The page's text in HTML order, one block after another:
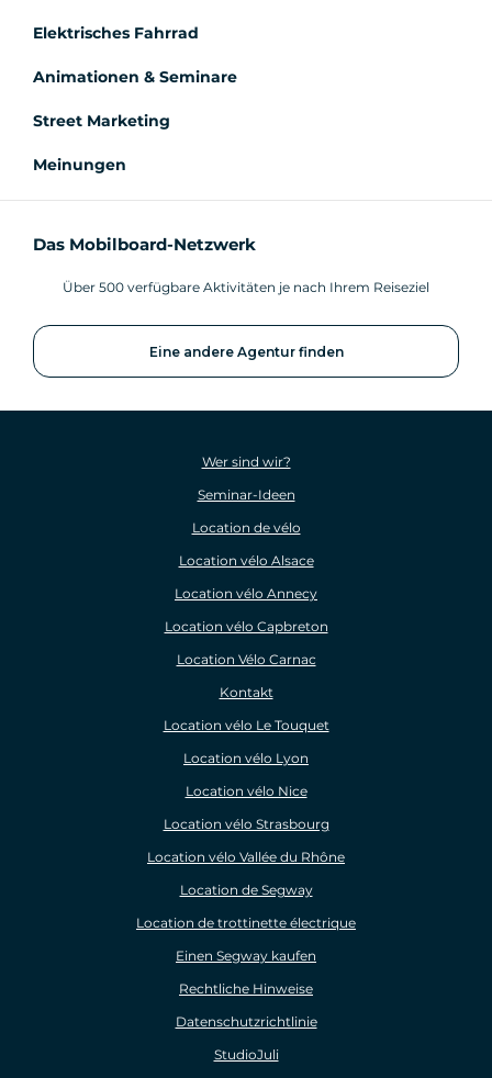
Elektrisches Fahrrad
Animationen & Seminare
Street Marketing
Meinungen
Das Mobilboard-Netzwerk
Über 500 verfügbare Aktivitäten je nach Ihrem Reiseziel
Eine andere Agentur finden
Wer sind wir?
Seminar-Ideen
Location de vélo
Location vélo Alsace
Location vélo Annecy
Location vélo Capbreton
Location Vélo Carnac
Kontakt
Location vélo Le Touquet
Location vélo Lyon
Location vélo Nice
Location vélo Strasbourg
Location vélo Vallée du Rhône
Location de Segway
Location de trottinette électrique
Einen Segway kaufen
Rechtliche Hinweise
Datenschutzrichtlinie
StudioJuli